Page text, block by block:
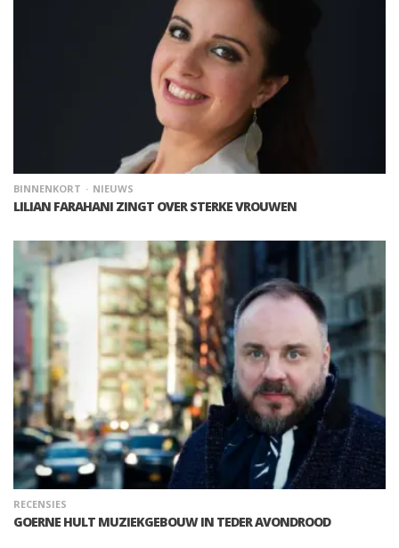
BINNENKORT NIEUWS
LILIAN FARAHANI ZINGT OVER STERKE VROUWEN
RECENSIES
GOERNE HULT MUZIEKGEBOUW IN TEDER AVONDROOD